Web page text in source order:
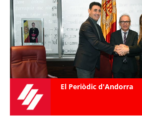
El Periòdic d'Andorra